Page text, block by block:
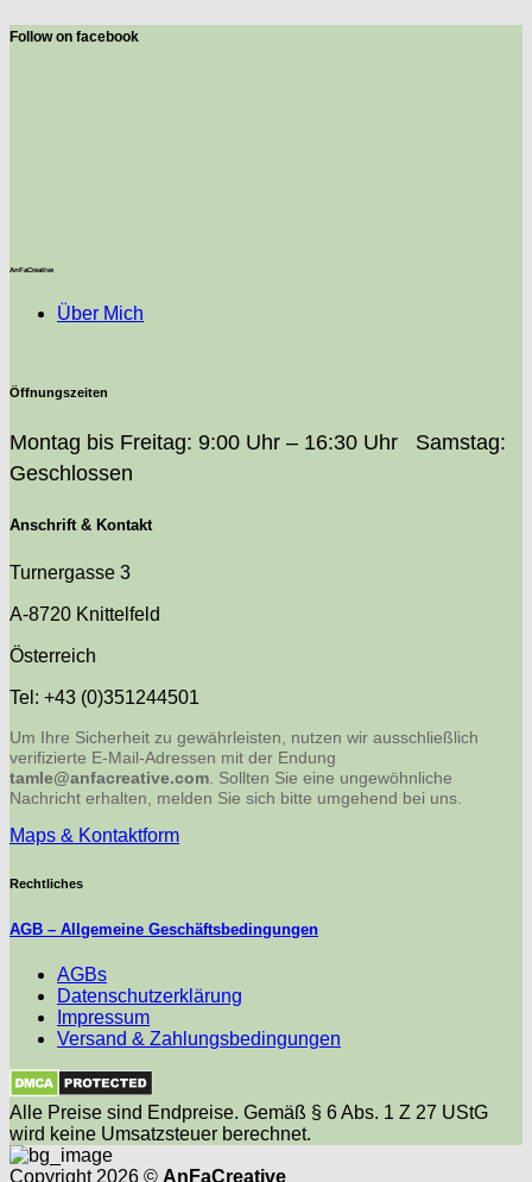
Follow on facebook
AnFaCreative
Über Mich
Öffnungszeiten
Montag bis Freitag: 9:00 Uhr – 16:30 Uhr Samstag:
Geschlossen
Anschrift & Kontakt
Turnergasse 3
A-8720 Knittelfeld
Österreich
Tel: +43 (0)351244501
Um Ihre Sicherheit zu gewährleisten, nutzen wir ausschließlich
verifizierte E-Mail-Adressen mit der Endung
tamle@anfacreative.com . Sollten Sie eine ungewöhnliche
Nachricht erhalten, melden Sie sich bitte umgehend bei uns.
Maps & Kontaktform
Rechtliches
AGB – Allgemeine Geschäftsbedingungen
AGBs
Datenschutzerklärung
Impressum
Versand & Zahlungsbedingungen
Alle Preise sind Endpreise. Gemäß § 6 Abs. 1 Z 27 UStG
wird keine Umsatzsteuer berechnet.
Copyright 2026 © AnFaCreative